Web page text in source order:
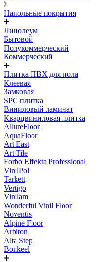
Напольные покрытия
Линолеум
Бытовой
Полукоммерческий
Коммерческий
Плитка ПВХ для пола
Клеевая
Замковая
SPC плитка
Виниловый ламинат
Кварцвиниловая плитка
AllureFloor
AquaFloor
Art East
Art Tile
Forbo Effekta Professional
VinilPol
Tarkett
Vertigo
Vinilam
Wonderful Vinil Floor
Noventis
Alpine Floor
Arbiton
Alta Step
Bonkeel